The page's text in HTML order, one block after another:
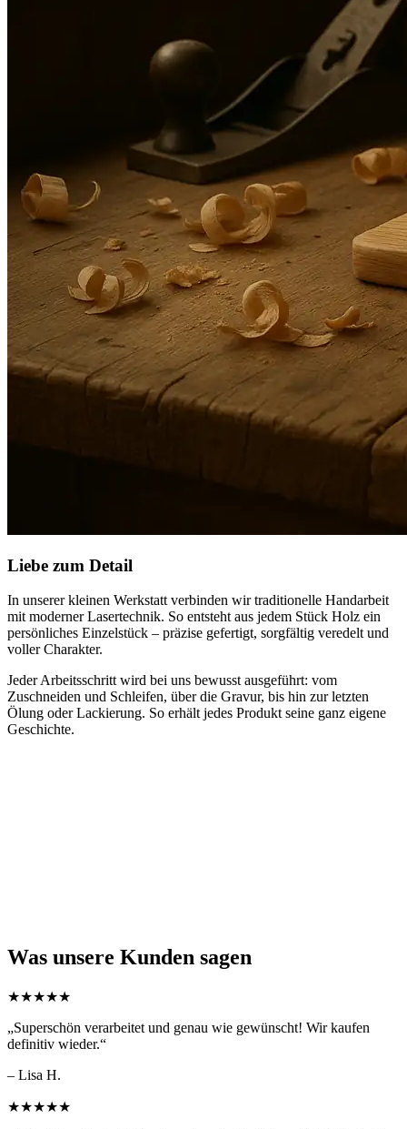
Liebe zum Detail
In unserer kleinen Werkstatt verbinden wir traditionelle Handarbeit
mit moderner Lasertechnik. So entsteht aus jedem Stück Holz ein
persönliches Einzelstück – präzise gefertigt, sorgfältig veredelt und
voller Charakter.
Jeder Arbeitsschritt wird bei uns bewusst ausgeführt: vom
Zuschneiden und Schleifen, über die Gravur, bis hin zur letzten
Ölung oder Lackierung. So erhält jedes Produkt seine ganz eigene
Geschichte.
Was unsere Kunden sagen
★★★★★
„Superschön verarbeitet und genau wie gewünscht! Wir kaufen
definitiv wieder.“
– Lisa H.
★★★★★